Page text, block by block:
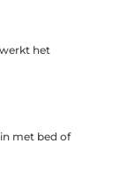
het
met bed of